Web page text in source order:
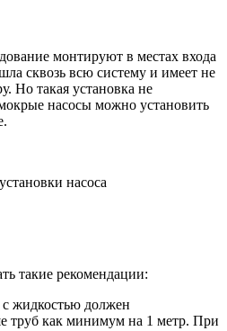
монтируют в местах входа
сквозь всю систему и имеет не
Но такая установка не
насосы можно установить
такие рекомендации:
жидкостью должен
труб как минимум на 1 метр. При